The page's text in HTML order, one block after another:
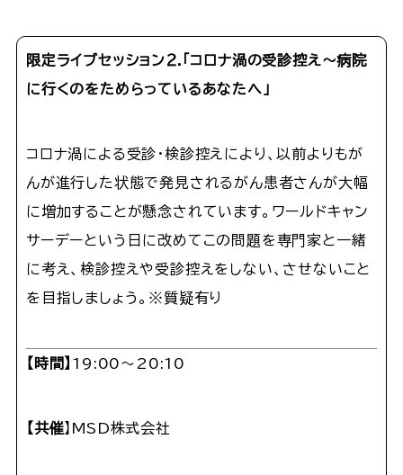
限定ライブセッション２. 「コロナ渦の受診控え～病院
に行くのをためらっているあなたへ」
コロナ渦による受診・検診控えにより、以前よりもが
んが進行した状態で発見されるがん患者さんが大幅
に増加することが懸念されています。ワールドキャン
サーデーという日に改めてこの問題を専門家と一緒
に考え、検診控えや受診控えをしない、させないこと
を目指しましょう。※質疑有り
【 時間 】 19:00～20:10
【共催】MSD株式会社